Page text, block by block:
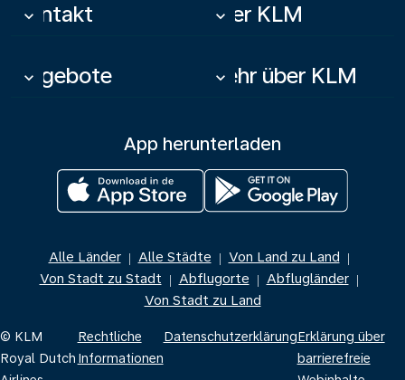
Kontakt
keyboard_arrow_down Über KLM
keyboard_arrow_down
Angebote
keyboard_arrow_down Mehr über KLM
keyboard_arrow_down
App herunterladen
Alle Länder | Alle Städte | Von Land zu Land |
Von Stadt zu Stadt | Abflugorte | Abflugländer |
Von Stadt zu Land
© KLM
Royal Dutch
Rechtliche
Informationen
DatenschutzerklärungErklärung über
barrierefreie